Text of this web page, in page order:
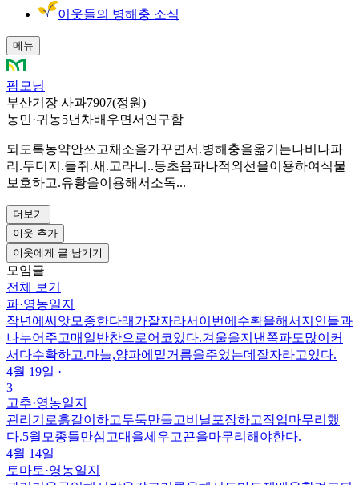
이웃들의 병해충 소식
메뉴
팜모닝
부산기장 사과7907(정원)
농민·귀농5년차배우면서연구함
되도록농약안쓰고채소을가꾸면서.병해충을옮기는나비나파
리.두더지.들쥐.새.고라니..등초음파나적외선을이용하여식물
보호하고.유황을이용해서소독...
더보기
이웃 추가
이웃에게 글 남기기
모임글
전체 보기
파·영농일지
작년에씨앗모종한다래가잘자라서이번에수확을해서지인들과
나누어주고매일반찬으로어코있다.겨울을지낸쪽파도많이커
서다수확하고.마늘,양파에밑거름을주었는데잘자라고있다.
4월 19일 ·
3
고추·영농일지
괸리기로흙갈이하고두둑만들고비닐포장하고작업마무리했
다.5윌모종들만심고대을세우고끈을마무리해야한다.
4월 14일
토마토·영농일지